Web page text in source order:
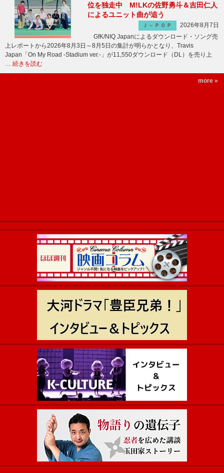
位を独走中 M!LKの佐野勇斗＆吉田仁人
によるユニット曲が追う
Ｊ－ＰＯＰ
2026年8月7日
GfK/NIQ Japanによるダウンロード・ソング売
上レポートから2026年8月3日～8月5日の集計が明らかとなり、Travis
Japan「On My Road -Stadium ver.-」が11,550ダウンロード（DL）を売り上
… 続きを読む
more »